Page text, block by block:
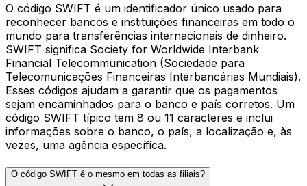
O código SWIFT é um identificador único usado para
reconhecer bancos e instituições financeiras em todo o
mundo para transferências internacionais de dinheiro.
SWIFT significa Society for Worldwide Interbank
Financial Telecommunication (Sociedade para
Telecomunicações Financeiras Interbancárias Mundiais).
Esses códigos ajudam a garantir que os pagamentos
sejam encaminhados para o banco e país corretos. Um
código SWIFT típico tem 8 ou 11 caracteres e inclui
informações sobre o banco, o país, a localização e, às
vezes, uma agência específica.
O código SWIFT é o mesmo em todas as filiais?